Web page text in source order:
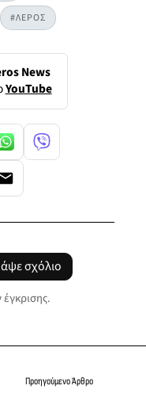
#ΛΕΡΟΣ
News
YouTube
σχόλιο
Προηγούμενο Άρθρο